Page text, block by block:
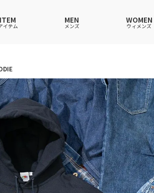
ITEM
イテム
ポロシャツ
ワンピース
ルームウェア
ソックス
MEN
メンズ
ポロシャツ
セットアップ
帽子
レイングッズ
WOMEN
ウィメンズ
ポロシャツ
ワンピース
ルームウェア
バッグ
ポロシャツ
ワンピース
ルームウェア
バッグ